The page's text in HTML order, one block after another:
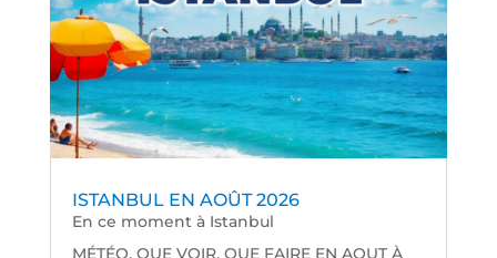
ISTANBUL EN AOÛT 2026
En ce moment à Istanbul
MÉTÉO, QUE VOIR, QUE FAIRE EN AOUT À